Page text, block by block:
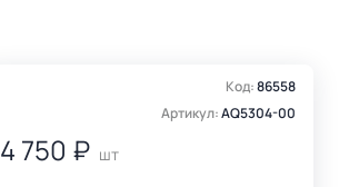
Код:86558
Артикул:AQ5304-00
4 750 ₽ шт